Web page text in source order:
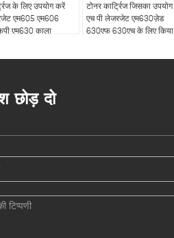
के लिए उपयोग करें
एम605 एम606
एम630 काला
टोनर कार्ट्रिज जिसका उपयोग
एच पी लेजरजेट एम630ज़ेड
630एफ 630एच के लिए किया
छोड़ दो